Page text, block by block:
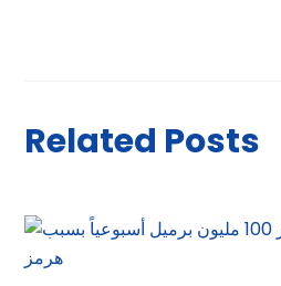
Related Posts